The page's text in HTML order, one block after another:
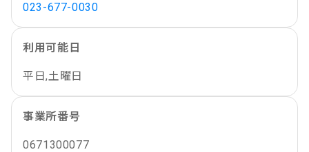
023-677-0030
利用可能日
平日,土曜日
事業所番号
0671300077